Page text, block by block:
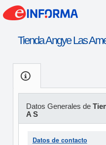
Tienda Angye Las
Datos Generales de
A S
Datos de contacto